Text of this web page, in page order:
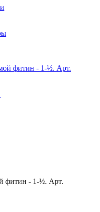
фитин - 1-½. Арт.